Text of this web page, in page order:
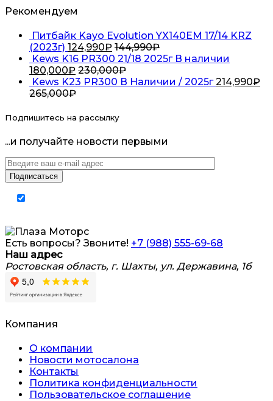
Рекомендуем
Питбайк Kayo Evolution YX140EM 17/14 KRZ
(2023г) 124,990₽ 144,990₽
Kews K16 PR300 21/18 2025г В наличии
180,000₽ 230,000₽
Kews K23 PR300 В Наличии / 2025г 214,990₽
265,000₽
Подпишитесь на рассылку
...и получайте новости первыми
Есть вопросы? Звоните! +7 (988) 555-69-68
Наш адрес
Ростовская область, г. Шахты, ул. Державина, 1б
Компания
О компании
Новости мотосалона
Контакты
Политика конфиденциальности
Пользовательское соглашение